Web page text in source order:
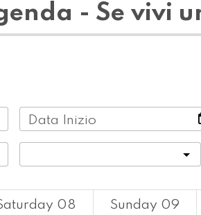
- Se vivi
Data Inizio
08 Sunday 09